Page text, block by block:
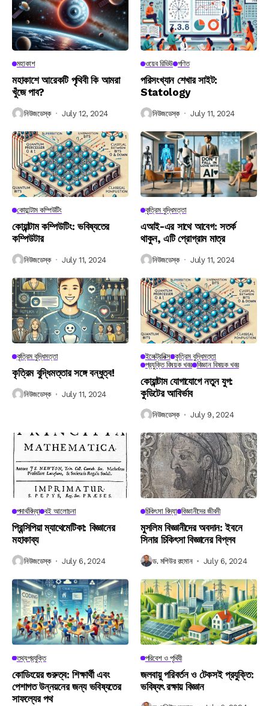
মহাকাশ
মহাকাশে আরেকটি পৃথিবী কি আমরা
খুঁজে পাব?
নিউজডেস্ক July 12, 2024
ওয়েব রিভিউ গণিত
পরিসংখ্যান শেখার সাইট:
Statology
নিউজডেস্ক July 11, 2024
কোয়ান্টাম কম্পিউটিং
কোয়ান্টাম কম্পিউটিং: ভবিষ্যতের
কম্পিউটার
নিউজডেস্ক July 11, 2024
কৃত্রিম বুদ্ধিমত্তা
এআই-এর সাথে আবেগ: সতর্ক
থাকুন, এটি প্রোগ্রাম মাত্র
নিউজডেস্ক July 11, 2024
কৃত্রিম বুদ্ধিমত্তা
কৃত্রিম বুদ্ধিমত্তার সঙ্গে বন্ধুত্ব!
নিউজডেস্ক July 11, 2024
ইলেক্ট্রনিক্স কৃত্রিম বুদ্ধিমত্তা
প্রযুক্তি বিষয়ক খবর বিজ্ঞান বিষয়ক খবর
কোয়ান্টাম যোগাযোগে নতুন যুগ:
কুডিটের আবির্ভাব
নিউজডেস্ক July 9, 2024
পদার্থবিদ্যা বই আলোচনা
প্রিন্সিপিয়া ম্যাথেমেটিকা: বিজ্ঞানের
মহাকাব্য
নিউজডেস্ক July 6, 2024
চিকিৎসা বিদ্যা বিজ্ঞানীদের জীবনী
মুসলিম বিজ্ঞানীদের অবদান: ইবনে
সিনার চিকিৎসা বিজ্ঞানের বিপ্লব
ড. মশিউর রহমান July 6, 2024
তথ্যপ্রযুক্তি
কোডিংয়ের গুরুত্ব: শিক্ষার্থী এবং
পেশাগত উন্নয়নের জন্য ভবিষ্যতের
সাফল্যের পথ
পরিবেশ ও পৃথিবী
জলবায়ু পরিবর্তন ও টেকসই প্রযুক্তি:
ভবিষ্যৎ রক্ষায় বিজ্ঞান